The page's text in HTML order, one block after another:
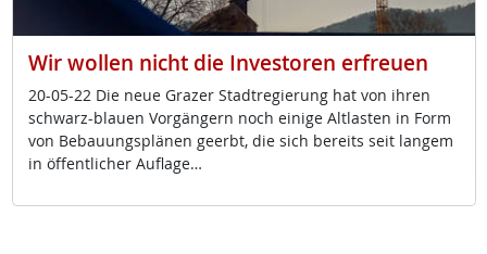
Wir wollen nicht die Investoren erfreuen
20-05-22 Die neue Gra­zer Stadt­re­gie­rung hat von ih­ren
schwarz-blau­en Vor­gän­gern noch ei­ni­ge Alt­las­ten in Form
von Be­bau­ungs­plä­nen ge­erbt, die sich be­reits seit lan­gem
in öf­f­ent­li­cher Aufla­ge…